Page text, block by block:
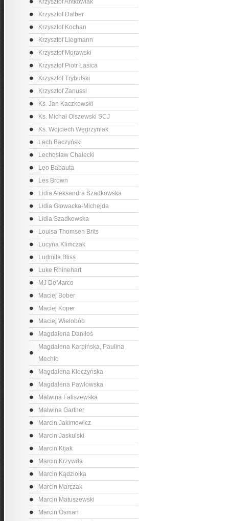
Krzysztof Antkowiak
Krzysztof Dalber
Krzysztof Kochan
Krzysztof Liegmann
Krzysztof Morawski
Krzysztof Piotr Łasica
Krzysztof Trybulski
Krzysztof Zanussi
Ks. Jan Kaczkowski
Ks. Michał Olszewski SCJ
Ks. Wojciech Węgrzyniak
Lech Baczyński
Lechosław Chalecki
Leo Babauta
Les Brown
Lidia Aleksandra Szadkowska
Lidia Głowacka-Michejda
Lidia Szadkowska
Louisa Thomsen Brits
Lucyna Klimczak
Ludmiła Bliss
Luke Rhinehart
MJ DeMarco
Maciej Bober
Maciej Koper
Maciej Wielobób
Magdalena Daniłoś
Magdalena Karpińska, Paulina
Mechło
Magdalena Kleczyńska
Magdalena Pawłowska
Malwina Faliszewska
Malwina Gartner
Marcin Jakimowicz
Marcin Jaskulski
Marcin Kijak
Marcin Krzywda
Marcin Kądziołka
Marcin Marczak
Marcin Matuszewski
Marcin Osman